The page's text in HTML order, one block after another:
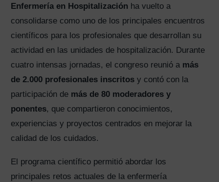
Enfermería en Hospitalización ha vuelto a
consolidarse como uno de los principales encuentros
científicos para los profesionales que desarrollan su
actividad en las unidades de hospitalización. Durante
cuatro intensas jornadas, el congreso reunió a más
de 2.000 profesionales inscritos y contó con la
participación de más de 80 moderadores y
ponentes, que compartieron conocimientos,
experiencias y proyectos centrados en mejorar la
calidad de los cuidados.
El programa científico permitió abordar los
principales retos actuales de la enfermería